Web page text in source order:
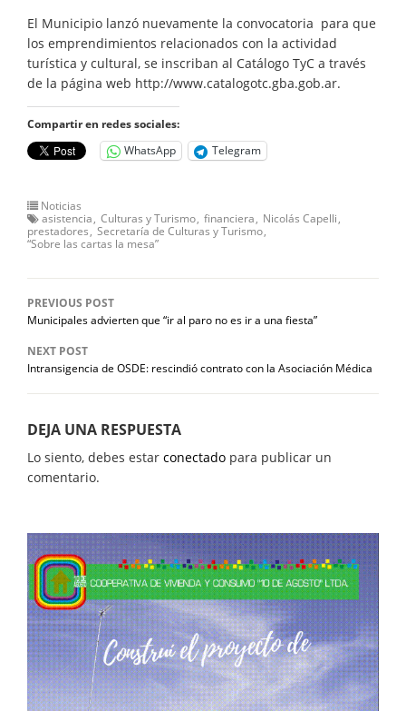
El Municipio lanzó nuevamente la convocatoria para que
los emprendimientos relacionados con la actividad
turística y cultural, se inscriban al Catálogo TyC a través
de la página web http://www.catalogotc.gba.gob.ar.
Compartir en redes sociales:
WhatsApp
Telegram
Noticias
asistencia Culturas y Turismo financiera
Nicolás Capelli
prestadores Secretaría de Culturas y Turismo
“Sobre las cartas la mesa”
PREVIOUS POST
Municipales advierten que “ir al paro no es ir a una fiesta”
NEXT POST
Intransigencia de OSDE: rescindió contrato con la Asociación Médica
DEJA UNA RESPUESTA
Lo siento, debes estar conectado para publicar un
comentario.